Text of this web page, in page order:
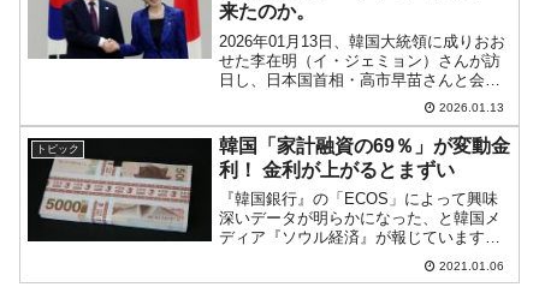
来たのか。
2026年01月13日、韓国大統領に成りおお
せた李在明（イ・ジェミョン）さんが訪
日し、日本国首相・高市早苗さんと会
談。李在明（イ・ジェミョン）さんの発
言を拾ってみます。「首相の故郷でこの
ようにお会いできて、本当に特別な意味
のある首脳会談のよ...
2026.01.13
トピック
韓国「家計融資の69％」が変動金
利！ 金利が上がるとまずい
『韓国銀行』の「ECOS」によって興味
深いデータが明らかになった、と韓国メ
ディア『ソウル経済』が報じています。
「変動金利」についてです。読者の皆さ
んも住宅ローンを組む際に「固定金利」
2021.01.06